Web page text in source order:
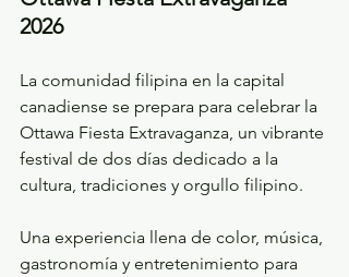
2026
La comunidad filipina en la capital
canadiense se prepara para celebrar la
Ottawa Fiesta Extravaganza, un vibrante
festival de dos días dedicado a la
cultura, tradiciones y orgullo filipino.
Una experiencia llena de color, música,
gastronomía y entretenimiento para